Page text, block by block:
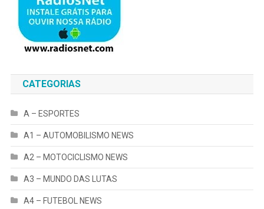
CATEGORIAS
A – ESPORTES
A1 – AUTOMOBILISMO NEWS
A2 – MOTOCICLISMO NEWS
A3 – MUNDO DAS LUTAS
A4 – FUTEBOL NEWS